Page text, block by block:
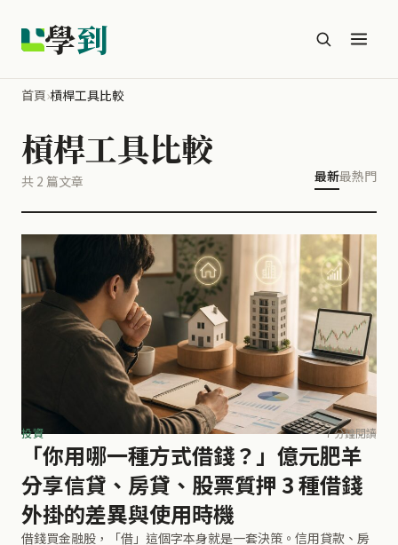
學到
首頁›槓桿工具比較
槓桿工具比較
共 2 篇文章 最新最熱門
投資 7 分鐘閱讀
「你用哪一種方式借錢？」億元肥羊
分享信貸、房貸、股票質押 3 種借錢
外掛的差異與使用時機
借錢買金融股，「借」這個字本身就是一套決策。信用貸款、房